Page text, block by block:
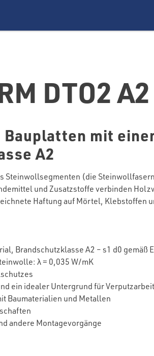
DTO2 A2
mit
A2
Steinwollsegmenten (die
und Zusatzstoffe verbinden
Haftung auf Mörtel, Klebstoffen
Brandschutzklasse A2 – s1 d0 gemäß
λ = 0,035 W/mK
ein idealer Untergrund für
Baumaterialien und Metallen
andere Montagevorgänge